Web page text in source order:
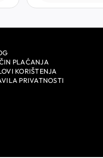
PLAĆANJA
KORIŠTENJA
PRIVATNOSTI